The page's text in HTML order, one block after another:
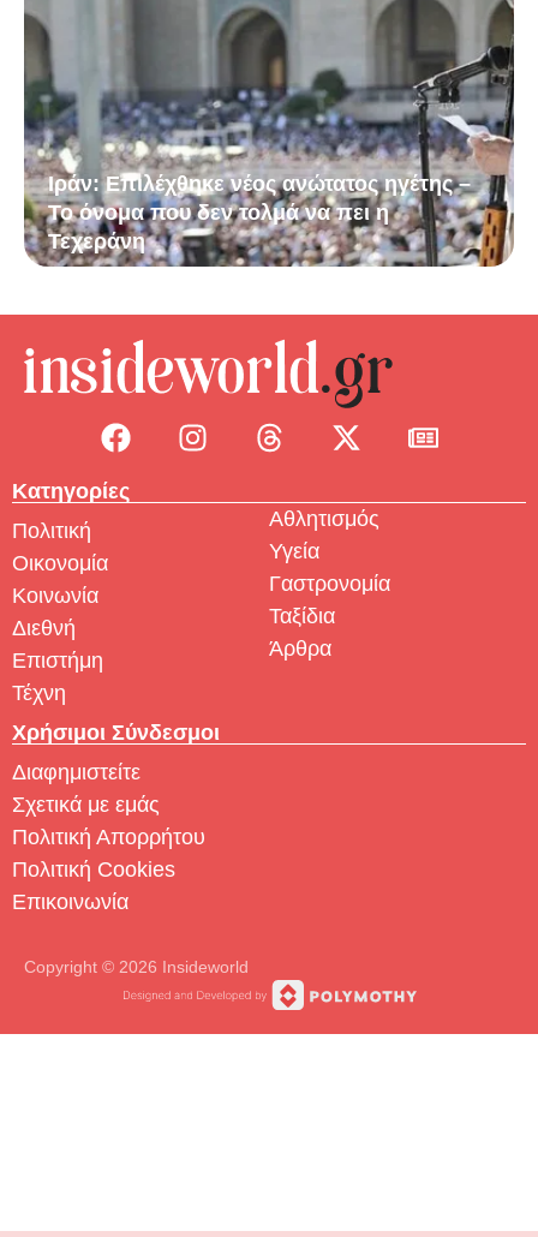
Ιράν: Επιλέχθηκε νέος ανώτατος ηγέτης –
Το όνομα που δεν τολμά να πει η
Τεχεράνη
Κατηγορίες
Πολιτική
Οικονομία
Κοινωνία
Διεθνή
Επιστήμη
Τέχνη
Αθλητισμός
Υγεία
Γαστρονομία
Ταξίδια
Άρθρα
Χρήσιμοι Σύνδεσμοι
Διαφημιστείτε
Σχετικά με εμάς
Πολιτική Απορρήτου
Πολιτική Cookies
Επικοινωνία
Copyright © 2026 Insideworld